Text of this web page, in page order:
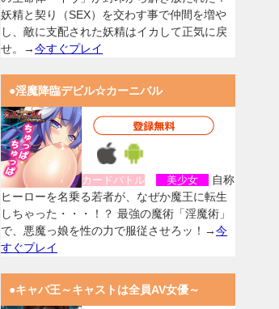
妖精と契り（SEX）を交わす事で仲間を増や
し、敵に支配された妖精はイカして正気に戻
せ。→今すぐプレイ
●淫魔降臨デビル☆カーニバル
カードバトル 美少女
自称
ヒーローを名乗る若者が、なぜか魔王に転生
しちゃった・・・！？ 最強の魔術「淫魔術」
で、悪魔っ娘を性の力で服従させろッ！→今
すぐプレイ
●キャバ王～キャストは全員AV女優～